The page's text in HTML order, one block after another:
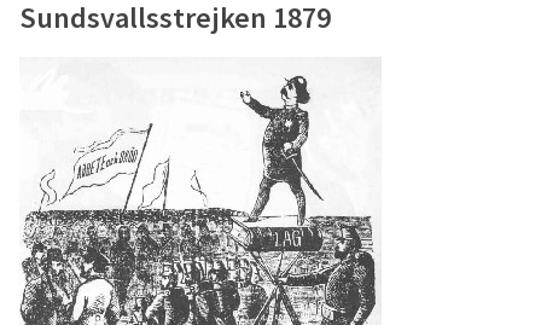
Sundsvallsstrejken 1879